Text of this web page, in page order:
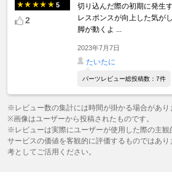
5
2
切り込んだ際の初期に発生
レスポンスが向上した気が
脚が動くよ ...
2023年7月7日
たいたに
パーツレビュー総投稿数：7件
※レビュー数の集計には時間が掛かる場合があり
※画像はユーザーから投稿されたものです。
※レビューは実際にユーザーが使用した際の主観
サービスの価値を客観的に評価するものではあ
考としてご活用ください。